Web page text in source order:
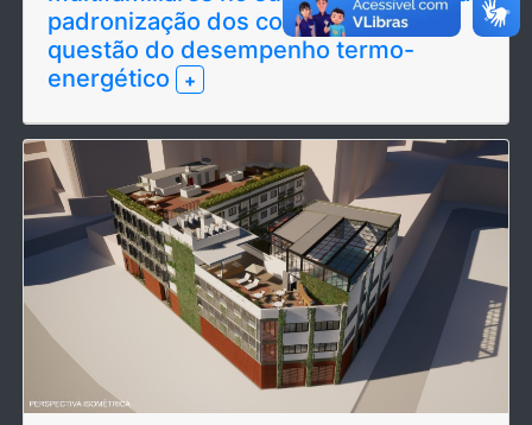
padronização dos condomínios e a
questão do desempenho termo-
energético
+